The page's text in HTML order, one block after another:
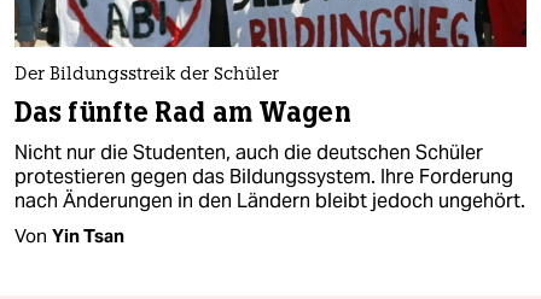
Der Bildungsstreik der Schüler
Das fünfte Rad am Wagen
Nicht nur die Studenten, auch die deutschen Schüler
protestieren gegen das Bildungssystem. Ihre Forderung
nach Änderungen in den Ländern bleibt jedoch ungehört.
Von Yin Tsan